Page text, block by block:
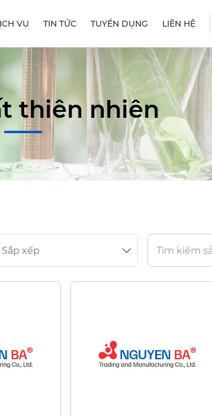
VỤ TIN TỨC TUYỂN DỤNG LIÊN HỆ
thiên nhiên